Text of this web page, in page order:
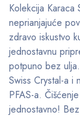
Kolekcija Karaca
neprianjajuće
zdravo iskustvo
jednostavnu
potpuno bez
Swiss Crystal-a i
PFAS-a.
jednostavno!